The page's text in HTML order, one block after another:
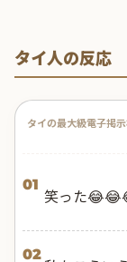
タイ人の反応
タイの最大級電子掲
01
笑った
02